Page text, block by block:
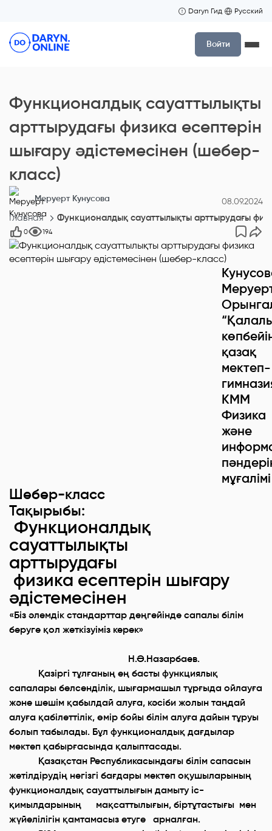
Daryn Гид Русский
Войти
Функционалдық сауаттылықты
арттырудағы физика есептерін
шығару әдістемесінен (шебер-
класс)
Меруерт Кунусова 08.09.2024
Главная Функционалдық сауаттылықты арттырудағы
0 194
қазақ
мектеп-
КММ
Физика
және
мұғалімі
Шебер-класс
Тақырыбы:
Функционалдық
сауаттылықты
арттырудағы
физика есептерін шығару
әдістемесінен
«Біз әлемдік стандарттар деңгейінде сапалы білім
беруге қол жеткізуіміз керек»
Н.Ә.Назарбаев.
Қазіргі тұлғаның ең басты функциялық
сапалары белсенділік, шығармашыл тұрғыда ойлауға
және шешім қабылдай алуға, кәсіби жолын таңдай
алуға қабілеттілік, өмір бойы білім алуға дайын тұруы
болып табылады. Бұл функционалдық дағдылар
мектеп қабырғасында қалыптасады.
Қазақстан Республикасындағы білім сапасын
жетілдірудің негізгі бағдары мектеп оқушыларының
функционалдық сауаттылығын дамыту іс-
қимылдарының мақсаттылығын, біртұтастығы мен
жүйелілігін қамтамасыз етуге арналған.